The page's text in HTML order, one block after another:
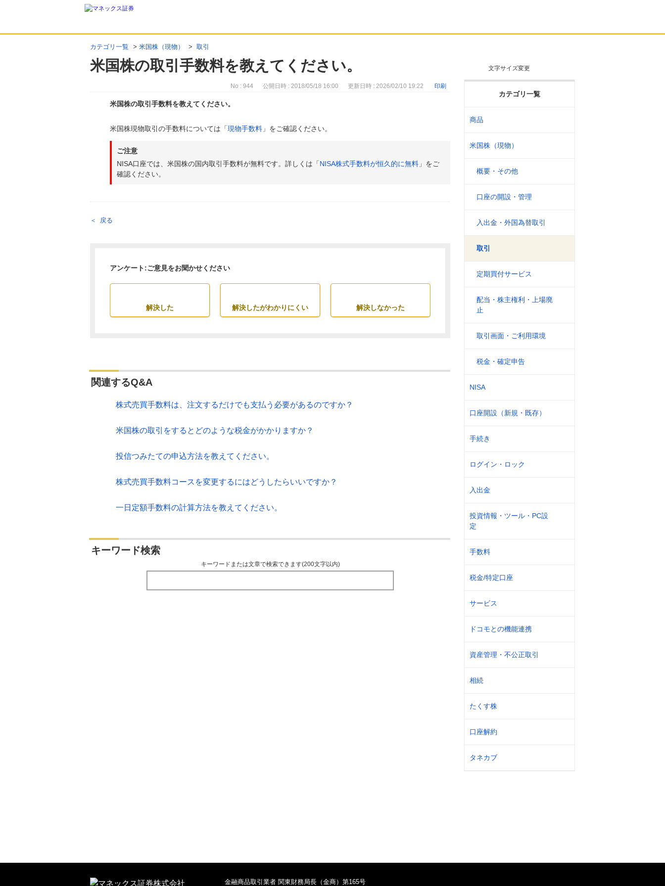
カテゴリ一覧 > 米国株（現物） > 取引
米国株の取引手数料を教えてください。 文字サイズ変更
カテゴリ一覧
商品
米国株（現物）
概要・その他
口座の開設・管理
入出金・外国為替取引
取引
定期買付サービス
配当・株主権利・上場廃
止
取引画面・ご利用環境
税金・確定申告
NISA
口座開設（新規・既存）
手続き
ログイン・ロック
入出金
投資情報・ツール・PC設
定
手数料
税金/特定口座
サービス
ドコモとの機能連携
資産管理・不公正取引
相続
たくす株
口座解約
タネカブ
No : 944 公開日時 : 2018/05/18 16:00 更新日時 : 2026/02/10 19:22 印刷
米国株の取引手数料を教えてください。
回答
米国株現物取引の手数料については「現物手数料 」をご確認ください。
ご注意
NISA口座では、米国株の国内取引手数料が無料です。詳しくは「NISA株式手数料が恒久的に無料 」をご
確認ください。
戻る
アンケート:ご意見をお聞かせください
解決した 解決したがわかりにくい 解決しなかった
関連するQ&A
株式売買手数料は、注文するだけでも支払う必要があるのですか？
米国株の取引をするとどのような税金がかかりますか？
投信つみたての申込方法を教えてください。
株式売買手数料コースを変更するにはどうしたらいいですか？
一日定額手数料の計算方法を教えてください。
キーワード検索
キーワードまたは文章で検索できます(200文字以内)
金融商品取引業者 関東財務局長（金商）第165号